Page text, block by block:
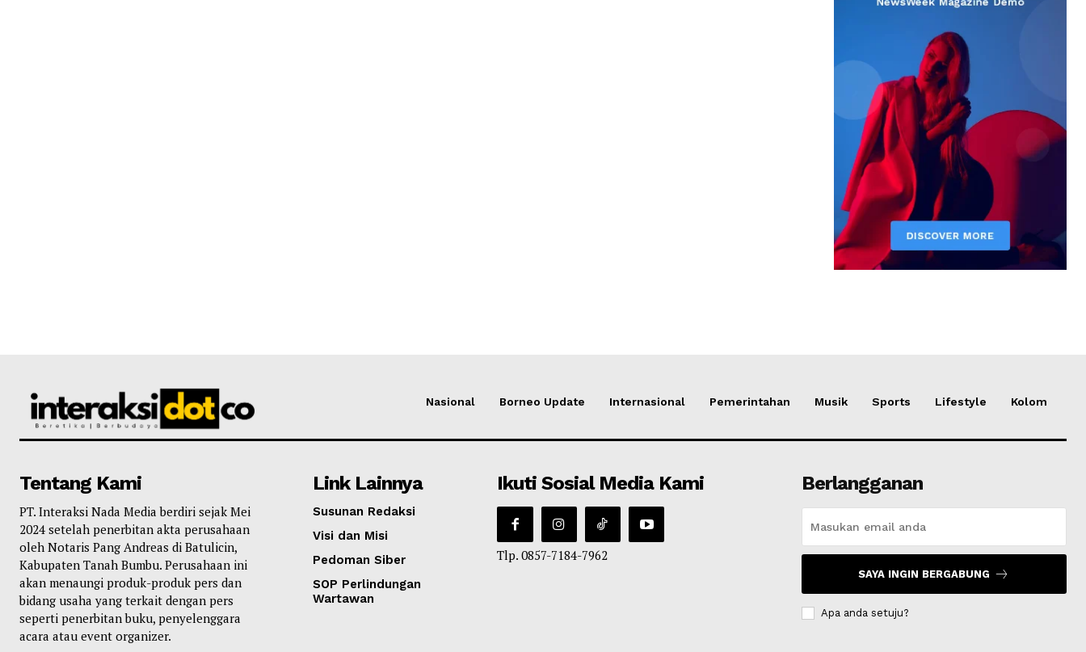
Nasional Borneo Update Internasional Pemerintahan Musik Sports Lifestyle Kolom
Tentang Kami
PT. Interaksi Nada Media berdiri sejak Mei
2024 setelah penerbitan akta perusahaan
oleh Notaris Pang Andreas di Batulicin,
Kabupaten Tanah Bumbu. Perusahaan ini
akan menaungi produk-produk pers dan
bidang usaha yang terkait dengan pers
seperti penerbitan buku, penyelenggara
acara atau event organizer.
Link Lainnya
Susunan Redaksi
Visi dan Misi
Pedoman Siber
SOP Perlindungan
Wartawan
Ikuti Sosial Media Kami
Tlp. 0857-7184-7962
Berlangganan
SAYA INGIN BERGABUNG
Apa anda setuju?